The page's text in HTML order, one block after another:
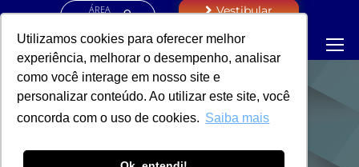
Utilizamos cookies para oferecer melhor
experiência, melhorar o desempenho, analisar
como você interage em nosso site e
personalizar conteúdo. Ao utilizar este site, você
concorda com o uso de cookies. Saiba mais
ÁREA
Vestibular
NOTÍCIAS